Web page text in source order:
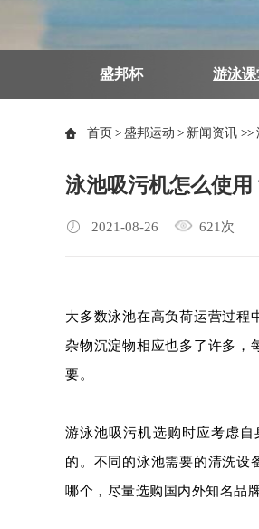
盛邦杯 游泳课
首页 >盛邦运动 > 新闻资讯>>
泳池吸污机怎么使用
2021-08-26 621次
大多数泳池在高负荷运营过程
杂物沉淀物相应也多了许多，
要。
游泳池吸污机选购时应考虑
的。不同的泳池需要的清洗设
哪个，尽量选购国内外知名品